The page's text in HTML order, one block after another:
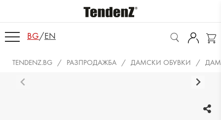
BG/EN
TENDENZ.BG РАЗПРОДАЖБА ДАМСКИ ОБУВКИ